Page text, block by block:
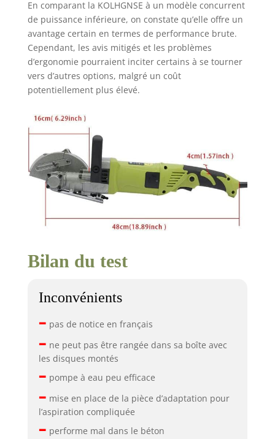
En comparant la KOLHGNSE à un modèle concurrent
de puissance inférieure, on constate qu’elle offre un
avantage certain en termes de performance brute.
Cependant, les avis mitigés et les problèmes
d’ergonomie pourraient inciter certains à se tourner
vers d’autres options, malgré un coût
potentiellement plus élevé.
Bilan du test
Inconvénients
– pas de notice en français
– ne peut pas être rangée dans sa boîte avec
les disques montés
– pompe à eau peu efficace
– mise en place de la pièce d’adaptation pour
l’aspiration compliquée
– performe mal dans le béton